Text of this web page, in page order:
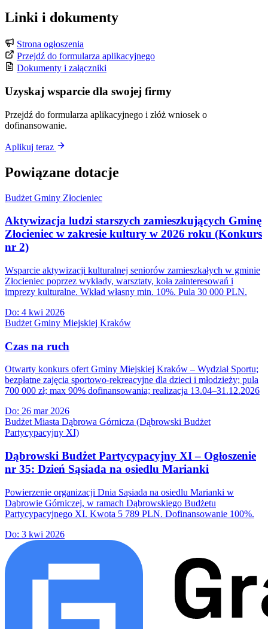
Linki i dokumenty
Strona ogłoszenia
Przejdź do formularza aplikacyjnego
Dokumenty i załączniki
Uzyskaj wsparcie dla swojej firmy
Przejdź do formularza aplikacyjnego i złóż wniosek o
dofinansowanie.
Aplikuj teraz
Powiązane dotacje
Budżet Gminy Złocieniec
Aktywizacja ludzi starszych zamieszkujących Gminę
Złocieniec w zakresie kultury w 2026 roku (Konkurs
nr 2)
Wsparcie aktywizacji kulturalnej seniorów zamieszkałych w gminie
Złocieniec poprzez wykłady, warsztaty, koła zainteresowań i
imprezy kulturalne. Wkład własny min. 10%. Pula 30 000 PLN.
Do: 4 kwi 2026
Budżet Gminy Miejskiej Kraków
Czas na ruch
Otwarty konkurs ofert Gminy Miejskiej Kraków – Wydział Sportu;
bezpłatne zajęcia sportowo-rekreacyjne dla dzieci i młodzieży; pula
700 000 zł; max 90% dofinansowania; realizacja 13.04–31.12.2026
Do: 26 mar 2026
Budżet Miasta Dąbrowa Górnicza (Dąbrowski Budżet
Partycypacyjny XI)
Dąbrowski Budżet Partycypacyjny XI – Ogłoszenie
nr 35: Dzień Sąsiada na osiedlu Marianki
Powierzenie organizacji Dnia Sąsiada na osiedlu Marianki w
Dąbrowie Górniczej, w ramach Dąbrowskiego Budżetu
Partycypacyjnego XI. Kwota 5 789 PLN. Dofinansowanie 100%.
Do: 3 kwi 2026